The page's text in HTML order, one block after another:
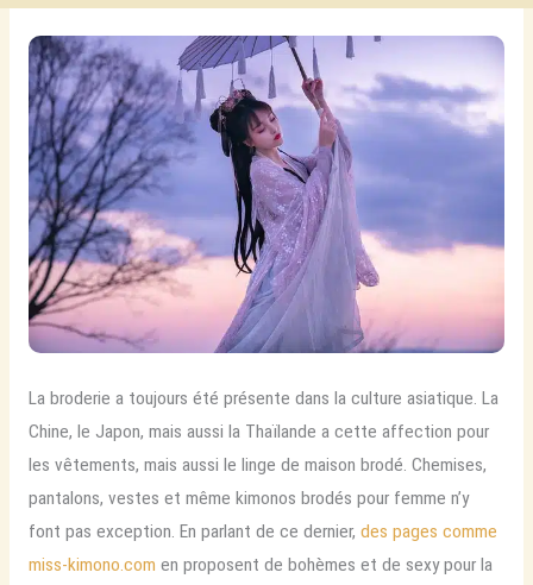
La broderie a toujours été présente dans la culture asiatique. La
Chine, le Japon, mais aussi la Thaïlande a cette affection pour
les vêtements, mais aussi le linge de maison brodé. Chemises,
pantalons, vestes et même kimonos brodés pour femme n’y
font pas exception. En parlant de ce dernier, des pages comme
miss-kimono.com en proposent de bohèmes et de sexy pour la